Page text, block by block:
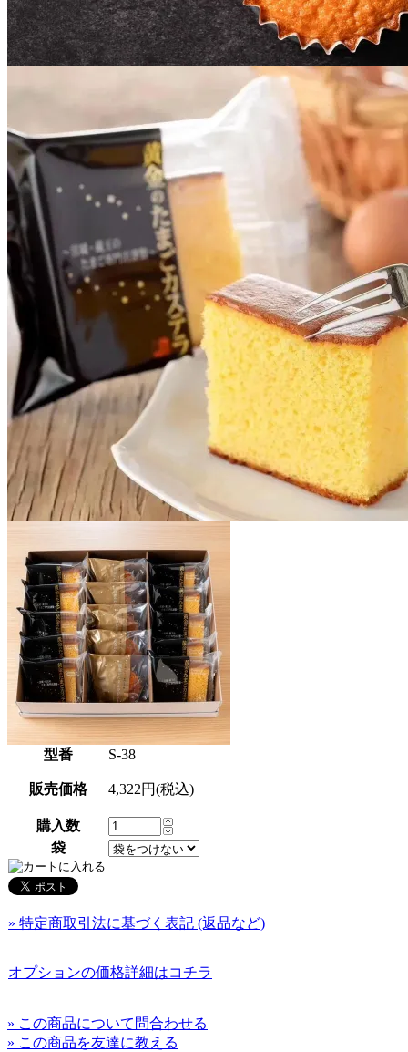
型番 S-38
販売価格 4,322円(税込)
購入数
袋
» 特定商取引法に基づく表記 (返品など)
オプションの価格詳細はコチラ
» この商品について問合わせる
» この商品を友達に教える